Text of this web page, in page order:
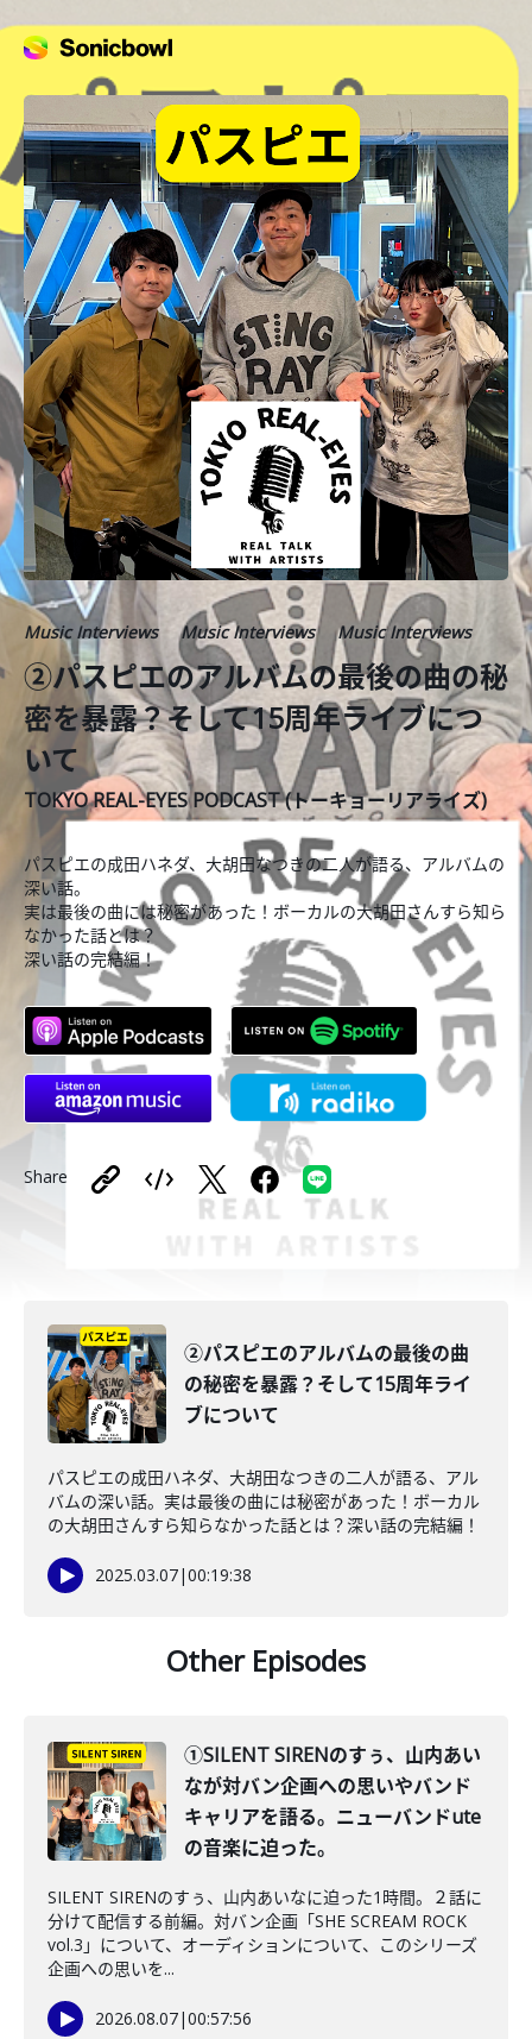
Music Interviews Music Interviews Music Interviews
②パスピエのアルバムの最後の曲の秘
密を暴露？そして15周年ライブにつ
いて
TOKYO REAL-EYES PODCAST (トーキョーリアライズ)
パスピエの成田ハネダ、大胡田なつきの二人が語る、アルバムの
深い話。
実は最後の曲には秘密があった！ボーカルの大胡田さんすら知ら
なかった話とは？
深い話の完結編！
Share
②パスピエのアルバムの最後の曲
の秘密を暴露？そして15周年ライ
ブについて
パスピエの成田ハネダ、大胡田なつきの二人が語る、アル
バムの深い話。実は最後の曲には秘密があった！ボーカル
の大胡田さんすら知らなかった話とは？深い話の完結編！
2025.03.07|00:19:38
Other Episodes
①SILENT SIRENのすぅ、山内あい
なが対バン企画への思いやバンド
キャリアを語る。ニューバンドute
の音楽に迫った。
SILENT SIRENのすぅ、山内あいなに迫った1時間。２話に
分けて配信する前編。対バン企画「SHE SCREAM ROCK
vol.3」について、オーディションについて、このシリーズ
企画への思いを...
2026.08.07|00:57:56